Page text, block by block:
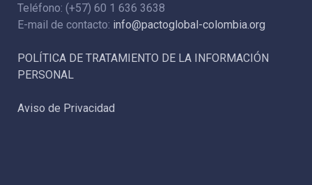
Teléfono: (+57) 60 1 636 3638
E-mail de contacto: info@pactoglobal-colombia.org
POLÍTICA DE TRATAMIENTO DE LA INFORMACIÓN
PERSONAL
Aviso de Privacidad